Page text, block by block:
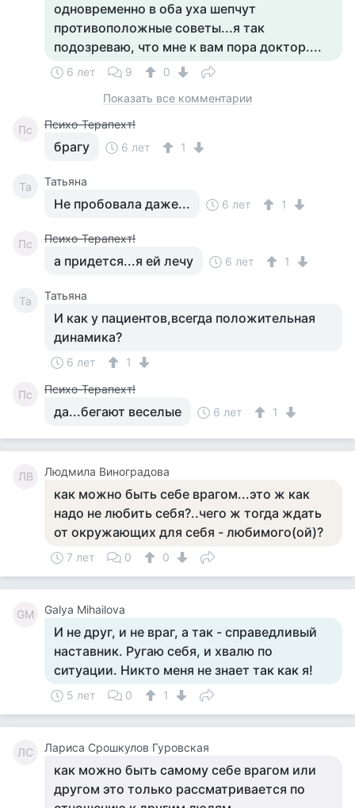
одновременно в оба уха шепчут
противоположные советы...я так
подозреваю, что мне к вам пора доктор....
6 лет 9
0
Показать все комментарии
Пс Психо-Терапехт!
брагу 6 лет 1
Та Татьяна
Не пробовала даже... 6 лет 1
Пс Психо-Терапехт!
а придется...я ей лечу 6 лет 1
Та Татьяна
И как у пациентов,всегда положительная
динамика?
6 лет 1
Пс Психо-Терапехт!
да...бегают веселые 6 лет 1
ЛВ Людмила Виноградова
как можно быть себе врагом...это ж как
надо не любить себя?..чего ж тогда ждать
от окружающих для себя - любимого(ой)?
7 лет 0 0
GM Galya Mihailova
И не друг, и не враг, а так - справедливый
наставник. Ругаю себя, и хвалю по
ситуации. Никто меня не знает так как я!
5 лет 0 1
ЛС Лариса Срошкулов Гуровская
как можно быть самому себе врагом или
другом это только рассматривается по